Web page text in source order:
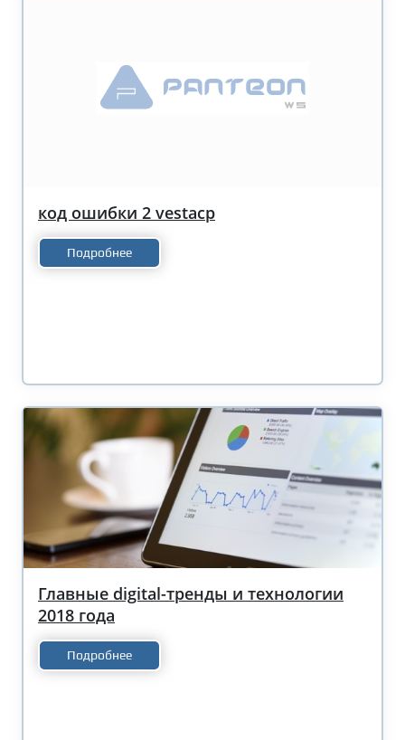
код ошибки 2 vestacp
Подробнее
Главные digital-тренды и технологии
2018 года
Подробнее